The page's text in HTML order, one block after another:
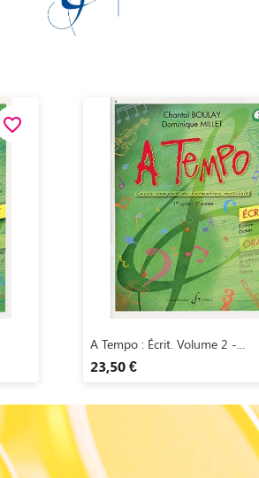
favorite_border
 Aperçu rapide
A Tempo : Écrit. Volume 2 -...
23,50 €